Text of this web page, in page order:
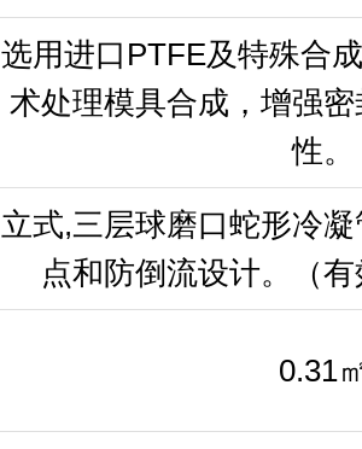
选用进口PTFE及特殊合
术处理模具合成，增强
性。
立式,三层球磨口蛇形冷
点和防倒流设计。（
0.31